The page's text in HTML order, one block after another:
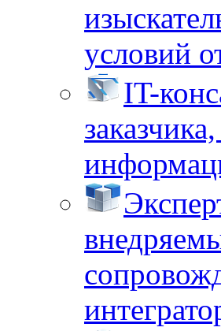
условий
IT-